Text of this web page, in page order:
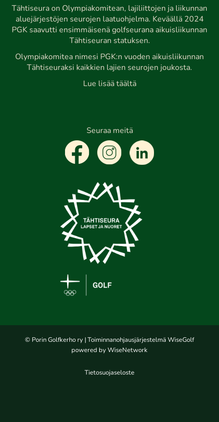
Tähtiseura on Olympiakomitean, lajiliittojen ja liikunnan
aluejärjestöjen seurojen laatuohjelma. Keväällä 2024
PGK saavutti ensimmäisenä golfseurana aikuisliikunnan
Tähtiseuran statuksen.
Olympiakomitea nimesi PGK:n vuoden aikuisliikunnan
Tähtiseuraksi kaikkien lajien seurojen joukosta.
Lue lisää täältä
Seuraa meitä
© Porin Golfkerho ry | Toiminnanohjausjärjestelmä WiseGolf
powered by WiseNetwork
Tietosuojaseloste